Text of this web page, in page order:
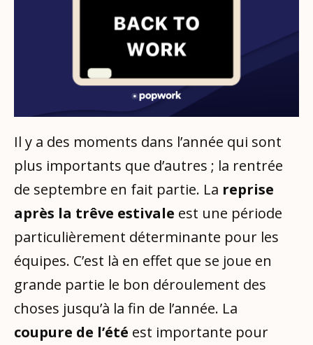
Il y a des moments dans l’année qui sont
plus importants que d’autres ; la rentrée
de septembre en fait partie. La reprise
après la trêve estivale est une période
particulièrement déterminante pour les
équipes. C’est là en effet que se joue en
grande partie le bon déroulement des
choses jusqu’à la fin de l’année. La
coupure de l’été est importante pour